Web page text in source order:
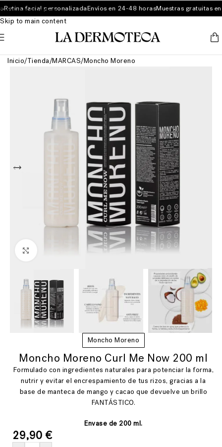
Skip to navigation
Skip to main content
facial personalizadaEnvíos en 24-48 horasMuestras gratuitas en
Inicio/Tienda/MARCAS/Moncho Moreno
Moncho Moreno
Moncho Moreno Curl Me Now 200 ml
Formulado con ingredientes naturales para potenciar la forma,
nutrir y evitar el encrespamiento de tus rizos, gracias a la
base de manteca de mango y cacao que devuelve un brillo
FANTÁSTICO.
Envase de 200 ml.
29,90 €